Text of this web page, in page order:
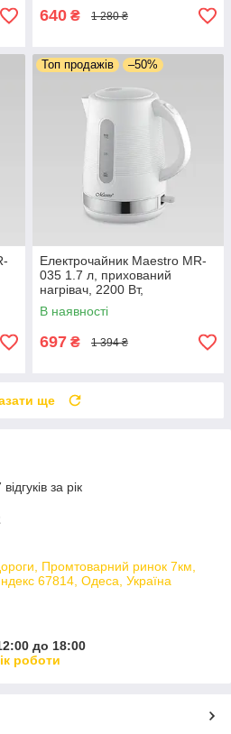
640 ₴ 1 280 ₴
Топ продажів –50%
Електрочайник Maestro MR-
035 1.7 л, прихований
нагрівач, 2200 Вт,
автовимкнення
В наявності
697 ₴ 1 394 ₴
ще
за рік
Промтоварний ринок 7км,
67814, Одеса, Україна
до 18:00
роботи